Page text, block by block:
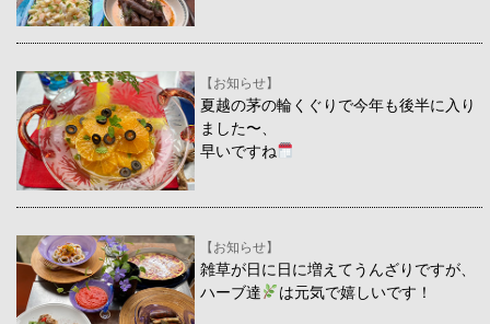
【お知らせ】
夏越の茅の輪くぐりで今年も後半に入り
ました〜、
早いですね
【お知らせ】
雑草が日に日に増えてうんざりですが、
ハーブ達
は元気で嬉しいです！